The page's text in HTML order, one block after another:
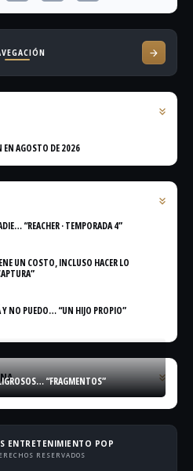
EN AGOSTO DE 2026
“REACHER · TEMPORADA 4”
UN COSTO, INCLUSO HACER LO
Y NO PUEDO… “UN HIJO PROPIO”
“FRAGMENTOS”
ENTRETENIMIENTO POP
RESERVADOS